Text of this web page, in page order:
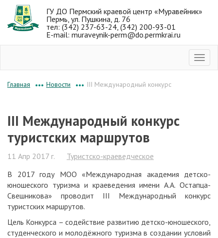
ГУ ДО Пермский краевой центр «Муравейник»
Пермь, ул. Пушкина, д. 76
тел: (342) 237-63-24, (342) 200-93-01
E-mail: muraveynik-perm@do.permkrai.ru
Главная ••• Новости ••• III Международный конкурс
III Международный конкурс
туристских маршрутов
11 Апр 2017 г.
Туристско-краеведческое
В 2017 году МОО «Международная академия детско-
юношеского туризма и краеведения имени А.А. Остапца-
Свешникова» проводит III Международный конкурс
туристских маршрутов.
Цель Конкурса – содействие развитию детско-юношеского,
студенческого и молодёжного туризма в создании условий